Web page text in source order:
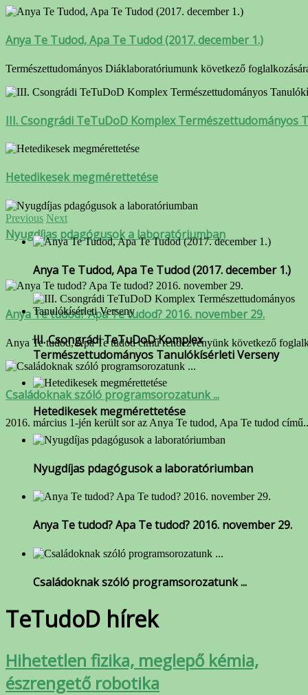
Anya Te Tudod, Apa Te Tudod (2017. december 1.)
Természettudományos Diáklaboratóriumunk következő
III. Csongrádi TeTuDoD Komplex Természettudományos
Hetedikesek megmérettetése
Nyugdíjas pdagógusok a laboratóriumban
Anya Te tudod? Apa Te tudod? 2016. november 29.
Anya Te tudod, Apa Te tudod című rendezvényünk következő
Családoknak szóló programsorozatunk ...
2016. március 1-jén került sor az Anya Te tudod, Apa Te tudod
Previous Next
Anya Te Tudod, Apa Te Tudod (2017. december 1.)
III. Csongrádi TeTuDoD Komplex
Természettudományos Tanulókísérleti Verseny
Hetedikesek megmérettetése
Nyugdíjas pdagógusok a laboratóriumban
Anya Te tudod? Apa Te tudod? 2016. november 29.
Családoknak szóló programsorozatunk ...
TeTudoD hírek
Hihetetlen fizika, meglepő kémia,
észrengető robotika